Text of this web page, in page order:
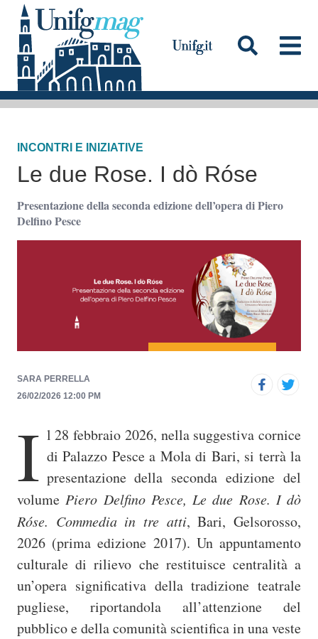
a
a
o
t
t
r
p
l
e
Testata
INCONTRI E INIZIATIVE
Le due Rose. I dò Róse
Presentazione della seconda edizione dell’opera di Piero
Delfino Pesce
SARA PERRELLA
26/02/2026 12:00 PM
I l 28 febbraio 2026, nella suggestiva cornice
diPalazzo Pescea Mola di Bari, si terrà la
presentazione della seconda edizione del
volumePiero Delfino Pesce, Le due Rose. I dò
Róse. Commedia in tre atti, Bari, Gelsorosso,
2026 (prima edizione 2017). Un appuntamento
culturale di rilievo che restituisce centralità a
un’opera significativa della tradizione teatrale
pugliese, riportandola all’attenzione del
pubblico e della comunità scientifica in una veste